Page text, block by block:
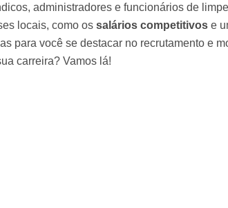
administradores e funcionários de
locais, como os salários competitivose
para você se destacar no recrutamento e
carreira? Vamos lá!